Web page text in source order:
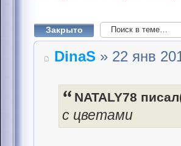
Закрыто
DinaS » 22 янв
NATALY78
с цветами